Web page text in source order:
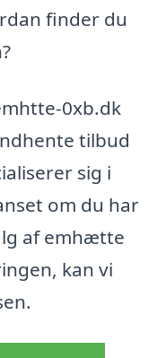
finder du
0xb.dk
tilbud
sig i
om du har
af emhætte
kan vi